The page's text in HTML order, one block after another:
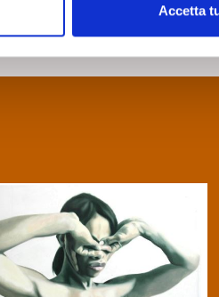
Accetta